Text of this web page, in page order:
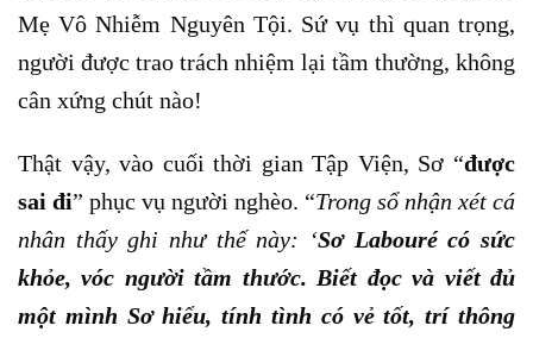
Mẹ Vô Nhiễm Nguyên Tội. Sứ vụ thì quan trọng,
người được trao trách nhiệm lại tầm thường, không
cân xứng chút nào!
Thật vậy, vào cuối thời gian Tập Viện, Sơ “được
sai đi” phục vụ người nghèo. “Trong sổ nhận xét cá
nhân thấy ghi như thế này: ‘Sơ Labouré có sức
khỏe, vóc người tầm thước. Biết đọc và viết đủ
một mình Sơ hiểu, tính tình có vẻ tốt, trí thông